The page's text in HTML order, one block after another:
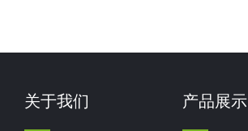
关于我们 产品展示